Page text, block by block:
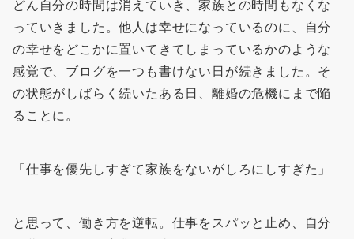
どん自分の時間は消えていき、家族との時間もなくな
っていきました。他人は幸せになっているのに、自分
の幸せをどこかに置いてきてしまっているかのような
感覚で、ブログを一つも書けない日が続きました。そ
の状態がしばらく続いたある日、離婚の危機にまで陥
ることに。
「仕事を優先しすぎて家族をないがしろにしすぎた」
と思って、働き方を逆転。仕事をスパッと止め、自分